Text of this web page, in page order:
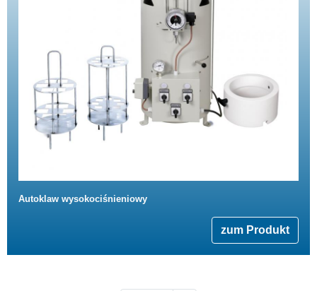
Autoklaw wysokociśnieniowy
zum Produkt